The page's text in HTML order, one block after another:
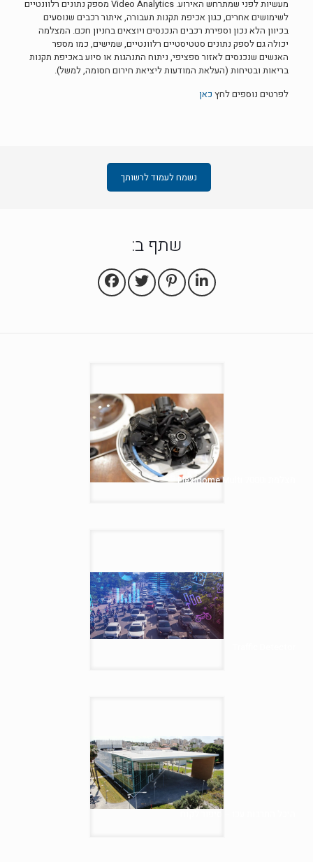
מעשיות לפני שמתרחש האירוע. Video Analytics מספק נתונים רלוונטיים
לשימושים אחרים, כגון אכיפת תקנות תעבורה, איתור רכבים שנוסעים
בכיוון הלא נכון וספירת רכבים הנכנסים ויוצאים בחניון חכם. המצלמה
יכולה גם לספק נתונים סטטיסטיים רלוונטיים, שמישים, כמו מספר
האנשים שנכנסים לאזור ספציפי, ניתוח התנהגות או סיוע באכיפת תקנות
בריאות ובטיחות (העלאת המודעות ליציאת חירום חסומה, למשל).
לפרטים נוספים לחץ כאן
נשמח לעמוד לרשותך
שתף ב: